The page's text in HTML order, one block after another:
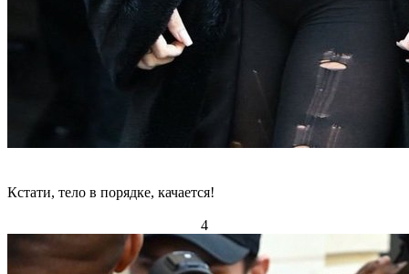
Кстати, тело в порядке, качается!
4